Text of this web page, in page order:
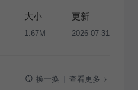
形式的转让、出售或出租，未
自转载和分发，否则将接照我
大小
1.67M
更新
2026-07-31
换一换 查看更多